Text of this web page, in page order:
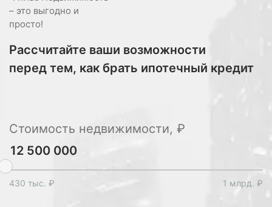
– это выгодно и
просто!
Рассчитайте ваши возможности
перед тем, как брать ипотечный кредит
Стоимость недвижимости, ₽
430 тыс. ₽ 1 млрд. ₽